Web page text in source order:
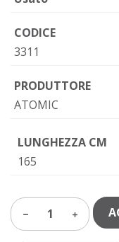
CODICE
3311
PRODUTTORE
ATOMIC
LUNGHEZZA CM
165
1